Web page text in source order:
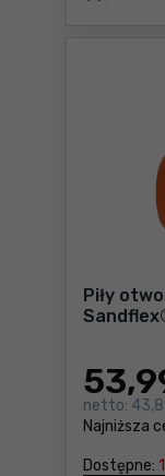
Piły
Najniższa
53
netto:
Dostępne: